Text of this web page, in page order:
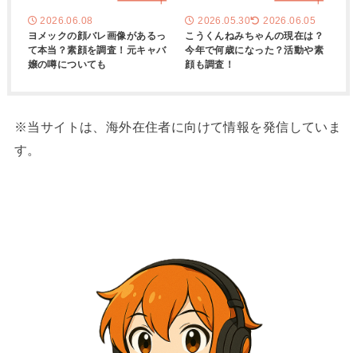
2026.06.08
ヨメックの顔バレ画像があるっ
て本当？素顔を調査！元キャバ
嬢の噂についても
2026.05.30 2026.06.05
こうくんねみちゃんの現在は？
今年で何歳になった？活動や素
顔も調査！
※当サイトは、海外在住者に向けて情報を発信していま
す。